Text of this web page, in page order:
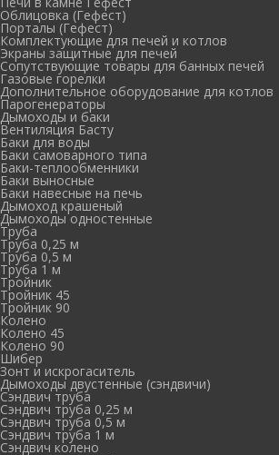
Облицовка (Гефест)
Порталы (Гефест)
Комплектующие для печей и котлов
Экраны защитные для печей
Сопутствующие товары для банных печей
Газовые горелки
Дополнительное оборудование для котлов
Парогенераторы
Дымоходы и баки
Вентиляция Басту
Баки для воды
Баки самоварного типа
Баки-теплообменники
Баки выносные
Баки навесные на печь
Дымоход крашеный
Дымоходы одностенные
Труба
Труба 0,25 м
Труба 0,5 м
Труба 1 м
Тройник
Тройник 45
Тройник 90
Колено
Колено 45
Колено 90
Шибер
Зонт и искрогаситель
Дымоходы двустенные (сэндвичи)
Сэндвич труба
Сэндвич труба 0,25 м
Сэндвич труба 0,5 м
Сэндвич труба 1 м
Сэндвич колено